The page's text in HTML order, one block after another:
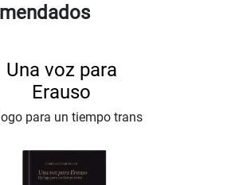
Una voz para
Erauso
para un tiempo trans